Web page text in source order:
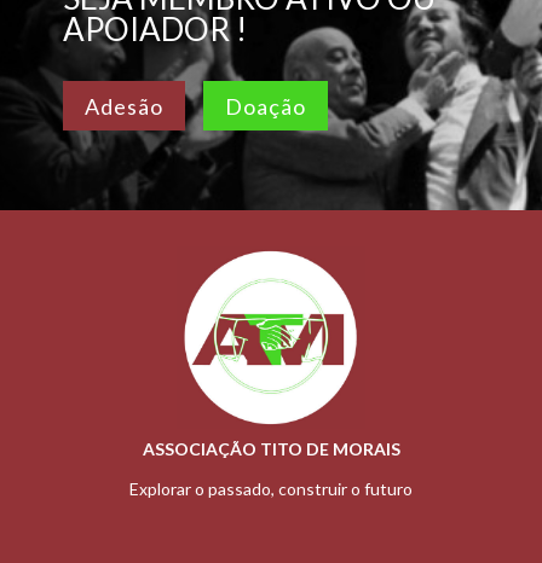
APOIADOR !
Adesão Doação
ASSOCIAÇÃO TITO DE MORAIS
Explorar o passado, construir o futuro